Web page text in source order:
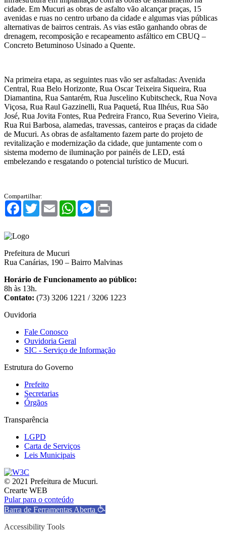
cidade. Em Mucuri as obras de asfalto vão alcançar praças, 15
avenidas e ruas no centro urbano da cidade e algumas vias públicas
alternativas de bairros centrais. As vias estão ganhando obras de
drenagem, recomposição e recapeamento asfáltico em CBUQ –
Concreto Betuminoso Usinado a Quente.
Na primeira etapa, as seguintes ruas vão ser asfaltadas: Avenida
Central, Rua Belo Horizonte, Rua Oscar Teixeira Siqueira, Rua
Diamantina, Rua Santarém, Rua Juscelino Kubitscheck, Rua Nova
Viçosa, Rua Raul Gazzinelli, Rua Paquetá, Rua Ilhéus, Rua São
José, Rua Jovita Fontes, Rua Pedreira Franco, Rua Severino Vieira,
Rua Rui Barbosa, alamedas, travessas, canteiros e praças da cidade
de Mucuri. As obras de asfaltamento fazem parte do projeto de
revitalização e modernização da cidade, que juntamente com o
sistema moderno de iluminação por painéis de LED, está
embelezando e resgatando o potencial turístico de Mucuri.
Compartilhar:
Facebook
TwitterEmail WhatsAppMessenger
Prefeitura de Mucuri
Rua Canárias, 190 – Bairro Malvinas
Horário de Funcionamento ao público:
8h às 13h.
Contato: (73) 3206 1221 / 3206 1223
Ouvidoria
Fale Conosco
Ouvidoria Geral
SIC - Serviço de Informação
Estrutura do Governo
Prefeito
Secretarias
Órgãos
Transparência
LGPD
Carta de Serviços
Leis Municipais
© 2021 Prefeitura de Mucuri.
Crearte WEB
Pular para o conteúdo
Barra de Ferramentas Aberta
Accessibility Tools